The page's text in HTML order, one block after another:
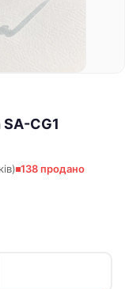
CG1
138 продано